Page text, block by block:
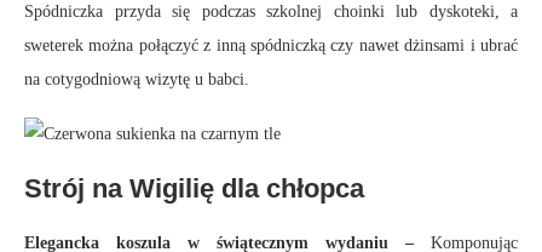
Spódniczka przyda się podczas szkolnej choinki lub dyskoteki, a
sweterek można połączyć z inną spódniczką czy nawet dżinsami i ubrać
na cotygodniową wizytę u babci.
Strój na Wigilię dla chłopca
Elegancka koszula w świątecznym wydaniu – Komponując